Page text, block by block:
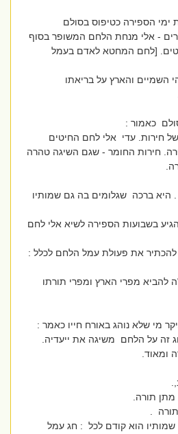
הספירה כטיפוס בסולם
- אלי מנחת הלחם המשופר בסוף
[לחם המחטא לאדם בעמל
והארץ על בריאתו
כאמור :
חירות. עדי אלי לחם החיטים
חירות החומר - שגם השיגה טהרה
ברכה שגלומים בה גם שמותיו
בשבועות הספירה לשיא אלי לחם
את פעולת עמל הלחם לכלל :
להביא מפרי הארץ ומפרי תורתו
מי שלא נוהג באורח חייו כאמר :
זה על הלחם משיגה את ייעדיה.
תורה.
.
הוא קודם לכל : חג עמל